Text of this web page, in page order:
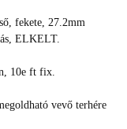
fekete, 27.2mm
ELKELT.
10e ft fix.
vevő terhére